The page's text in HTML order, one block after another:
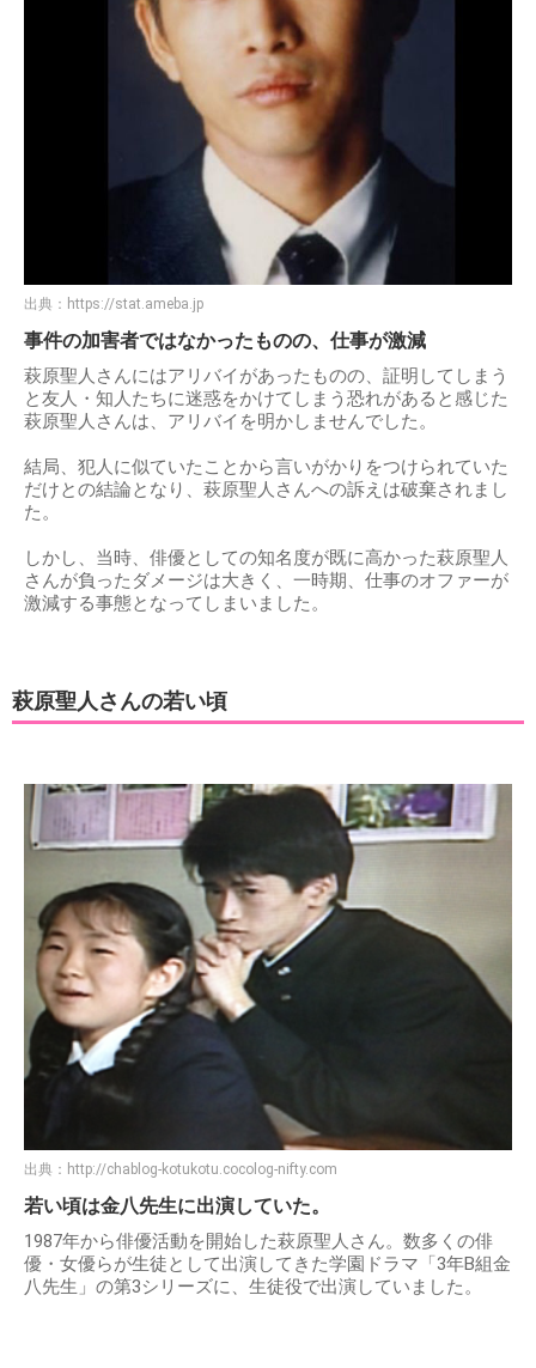
出典： https://stat.ameba.jp
事件の加害者ではなかったものの、仕事が激減
萩原聖人さんにはアリバイがあったものの、証明してしまう
と友人・知人たちに迷惑をかけてしまう恐れがあると感じた
萩原聖人さんは、アリバイを明かしませんでした。
結局、犯人に似ていたことから言いがかりをつけられていた
だけとの結論となり、萩原聖人さんへの訴えは破棄されまし
た。
しかし、当時、俳優としての知名度が既に高かった萩原聖人
さんが負ったダメージは大きく、一時期、仕事のオファーが
激減する事態となってしまいました。
萩原聖人さんの若い頃
出典： http://chablog-kotukotu.cocolog-nifty.com
若い頃は金八先生に出演していた。
1987年から俳優活動を開始した萩原聖人さん。数多くの俳
優・女優らが生徒として出演してきた学園ドラマ「3年B組金
八先生」の第3シリーズに、生徒役で出演していました。